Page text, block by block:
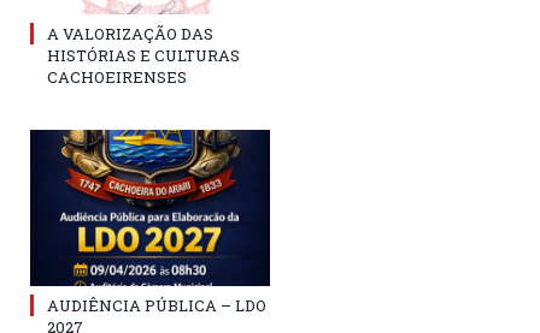
A VALORIZAÇÃO DAS
HISTÓRIAS E CULTURAS
CACHOEIRENSES
AUDIÊNCIA PÚBLICA – LDO
2027